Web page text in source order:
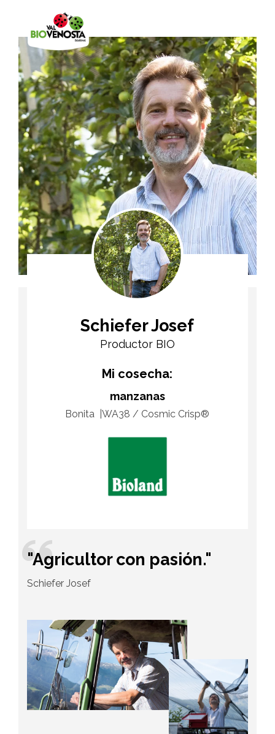
Schiefer Josef
Productor BIO
Mi cosecha:
manzanas
Bonita WA38 / Cosmic Crisp®
"Agricultor con pasión."
Schiefer Josef